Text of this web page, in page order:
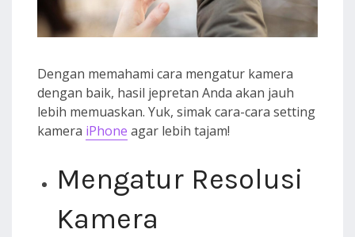
Dengan memahami cara mengatur kamera
dengan baik, hasil jepretan Anda akan jauh
lebih memuaskan. Yuk, simak cara-cara setting
kamera iPhone agar lebih tajam!
Mengatur Resolusi
Kamera